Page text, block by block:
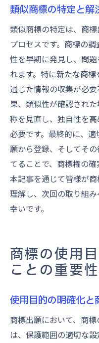
類似商標の特定と解
類似商標の特定は、商
プロセスです。商標の
性を早期に発見し、問
れます。特に新たな商
通じた情報の収集が必
果、類似性が確認され
称を見直し、独自性を
必要です。最終的に、
願から登録、そしてそ
てることで、商標権の確
本記事を通じて皆様が
理解し、次回の取り組
幸いです。
商標の使用
ことの重要性
使用目的の明確化と
商標出願において、商
は、保護範囲の適切な